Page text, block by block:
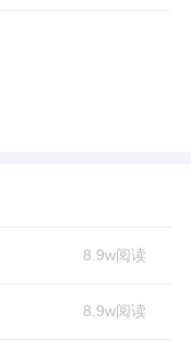
8.9w阅读
8.9w阅读